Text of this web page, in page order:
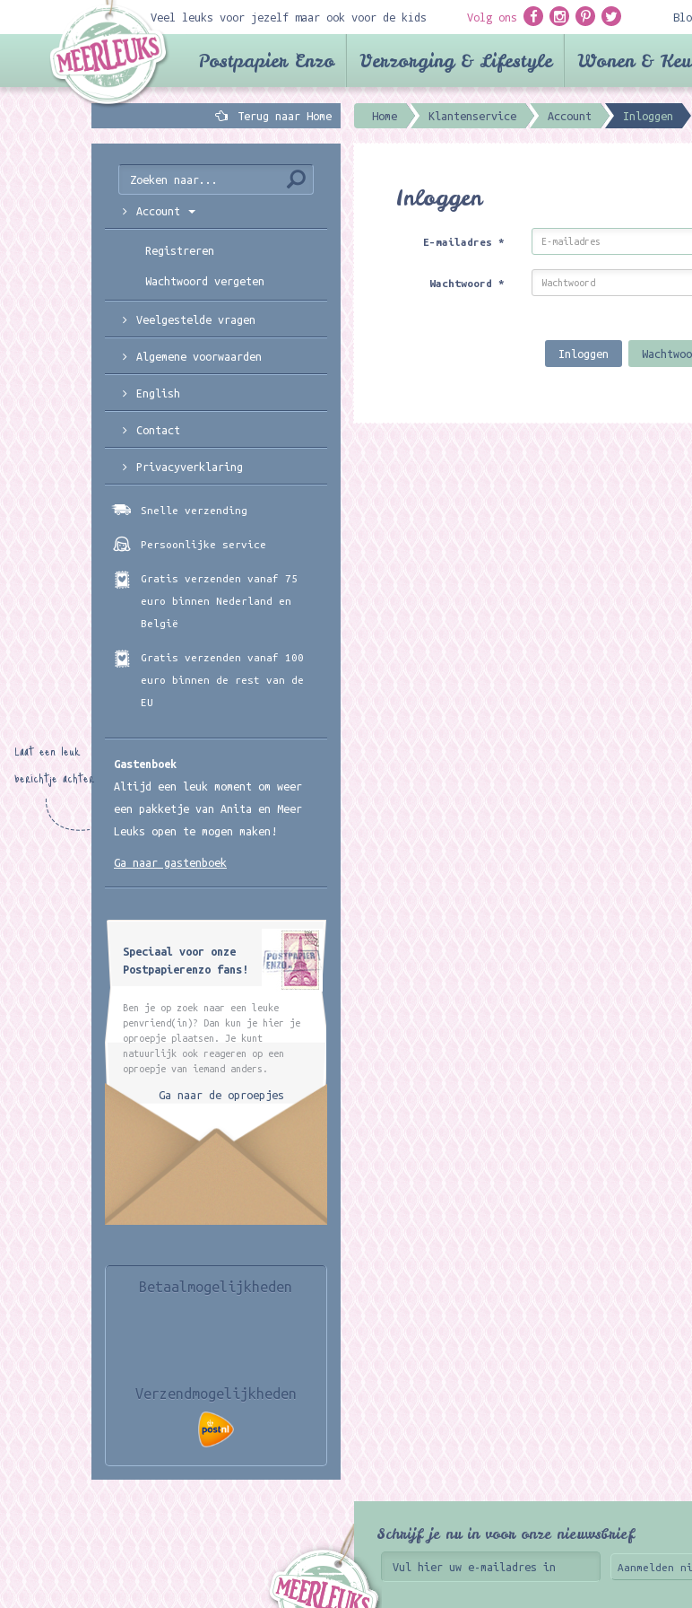
Veel leuks voor jezelf maar ook voor de kids Volg ons
Postpapier Enzo Verzorging & Lifestyle Wonen &
Terug naar Home Home Klantenservice Account Inloggen
Inloggen
E-mailadres*
Wachtwoord*
Inloggen
Account
Registreren
Wachtwoord vergeten
Veelgestelde vragen
Algemene voorwaarden
English
Contact
Privacyverklaring
Snelle verzending
Persoonlijke service
Gratis verzenden vanaf 75
euro binnen Nederland en
België
Gratis verzenden vanaf 100
euro binnen de rest van de
EU
Gastenboek
Altijd een leuk moment om weer
een pakketje van Anita en Meer
Leuks open te mogen maken!
Laat een leuk
berichtje achter
Ga naar gastenboek
Speciaal voor onze
Postpapierenzo fans!
Ben je op zoek naar een leuke
penvriend(in)? Dan kun je hier je
oproepje plaatsen. Je kunt
natuurlijk ook reageren op een
oproepje van iemand anders.
Ga naar de oproepjes
Betaalmogelijkheden
Verzendmogelijkheden
Schrijf je nu in voor onze nieuwsbrief
Aanmelden